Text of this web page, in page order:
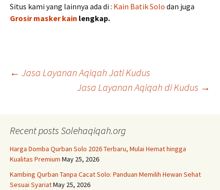
Situs kami yang lainnya ada di : Kain Batik Solo dan juga
Grosir masker kain lengkap.
Post
← Jasa Layanan Aqiqah Jati Kudus
Jasa Layanan Aqiqah di Kudus →
Recent posts Solehaqiqah.org
Harga Domba Qurban Solo 2026 Terbaru, Mulai Hemat hingga
Kualitas Premium May 25, 2026
Kambing Qurban Tanpa Cacat Solo: Panduan Memilih Hewan Sehat
Sesuai SyariatMay 25, 2026